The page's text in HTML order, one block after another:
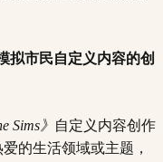
拟市民自定义内容的创
Sims》 自定义内容创作
的生活领域或主题，